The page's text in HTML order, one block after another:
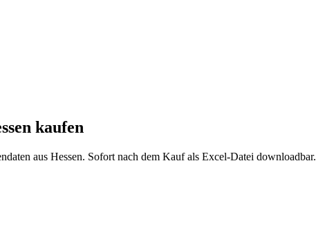
kaufen
aus Hessen. Sofort nach dem Kauf als Excel-Datei downloadbar.